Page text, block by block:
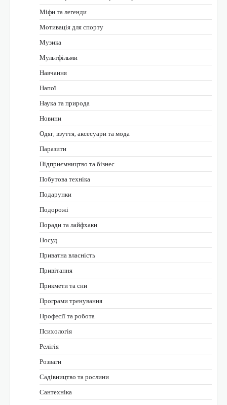
Міфи та легенди
Мотивація для спорту
Музика
Мультфільми
Навчання
Напої
Наука та природа
Новини
Одяг, взуття, аксесуари та мода
Паразити
Підприємництво та бізнес
Побутова техніка
Подарунки
Подорожі
Поради та лайфхаки
Посуд
Приватна власність
Привітання
Прикмети та сни
Програми тренування
Професії та робота
Психологія
Релігія
Розваги
Садівництво та рослини
Сантехніка